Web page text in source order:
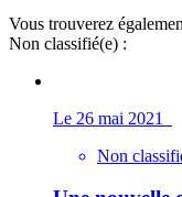
Vous trouverez
Non classifié(e) :
Le 26 mai 2021
Non